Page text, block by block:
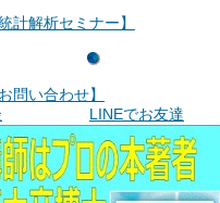
統計解析セミナー】
お問い合わせ】
LINEでお友達